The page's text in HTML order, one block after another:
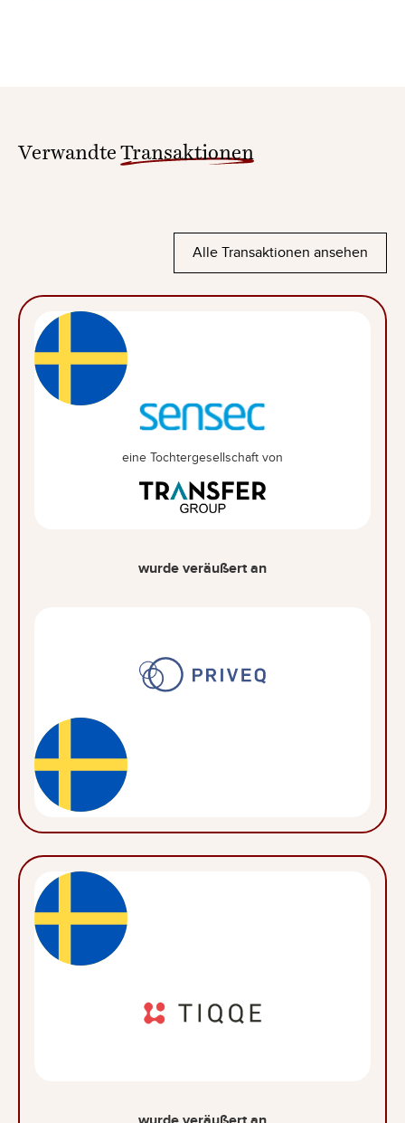
Verwandte Transaktionen
Alle Transaktionen ansehen
eine Tochtergesellschaft von
wurde veräußert an